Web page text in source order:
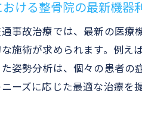
ける整骨院の最新機器
事故治療では、最新の医療
施術が求められます。例え
姿勢分析は、個々の患者の
ーズに応じた最適な治療を